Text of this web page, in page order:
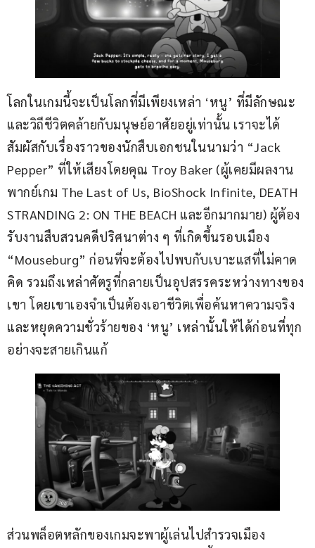
โลกในเกมนี้จะเป็นโลกที่มีเพียงเหล่า ‘หนู’ ที่มีลักษณะ
และวิถีชีวิตคล้ายกับมนุษย์อาศัยอยู่เท่านั้น เราจะได้
สัมผัสกับเรื่องราวของนักสืบเอกชนในนามว่า “Jack
Pepper” ที่ให้เสียงโดยคุณ Troy Baker (ผู้เคยมีผลงาน
พากย์เกม The Last of Us, BioShock Infinite, DEATH
STRANDING 2: ON THE BEACH และอีกมากมาย) ผู้ต้อง
รับงานสืบสวนคดีปริศนาต่าง ๆ ที่เกิดขึ้นรอบเมือง
“Mouseburg” ก่อนที่จะต้องไปพบกับเบาะแสที่ไม่คาด
คิด รวมถึงเหล่าศัตรูที่กลายเป็นอุปสรรคระหว่างทางของ
เขา โดยเขาเองจำเป็นต้องเอาชีวิตเพื่อค้นหาความจริง
และหยุดความชั่วร้ายของ ‘หนู’ เหล่านั้นให้ได้ก่อนที่ทุก
อย่างจะสายเกินแก้
ส่วนพล็อตหลักของเกมจะพาผู้เล่นไปสำรวจเมือง